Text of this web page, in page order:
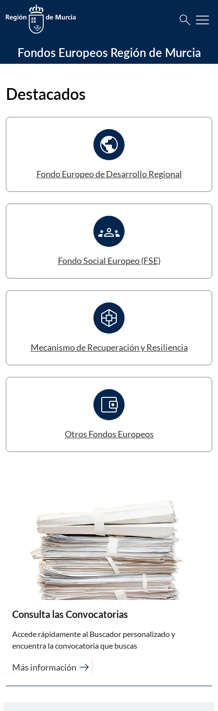
Fondos Europeos Región de Murcia
search menu
Fondos Europeos Región de Murcia
Destacados
PUBLIC
Fondo Europeo de Desarrollo Regional
groups
Fondo Social Europeo (FSE)
borg
Mecanismo de Recuperación y Resiliencia
account_balance_wallet
Otros Fondos Europeos
Consulta las Convocatorias
Accede rápidamente al Buscador personalizado y
encuentra la convocatoria que buscas
Más información arrow_right_alt